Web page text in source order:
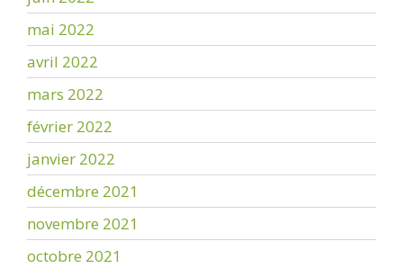
mai 2022
avril 2022
mars 2022
février 2022
janvier 2022
décembre 2021
novembre 2021
octobre 2021